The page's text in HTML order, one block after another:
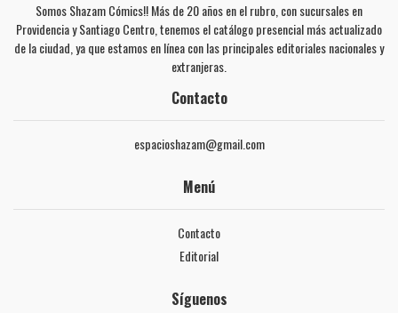
Somos Shazam Cómics!! Más de 20 años en el rubro, con sucursales en
Providencia y Santiago Centro, tenemos el catálogo presencial más actualizado
de la ciudad, ya que estamos en línea con las principales editoriales nacionales y
extranjeras.
Contacto
espacioshazam@gmail.com
Menú
Contacto
Editorial
Síguenos